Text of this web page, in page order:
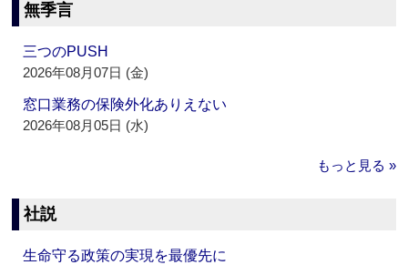
無季言
三つのPUSH
2026年08月07日 (金)
窓口業務の保険外化ありえない
2026年08月05日 (水)
もっと見る »
社説
生命守る政策の実現を最優先に